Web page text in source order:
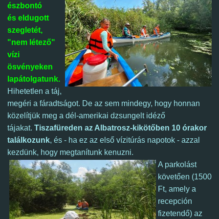
észbontó
és eldugott
szegletét,
"nem létező"
vízi
ösvényeken
lapátolgatunk.
Hihetetlen a táj,
megéri a fáradtságot. De az sem mindegy, hogy honnan
közelítjük meg a dél-amerikai dzsungelt idéző
tájakat. Tiszafüreden az Albatrosz-kikötőben 10 órakor
találkozunk, és - ha ez az első vízitúrás napotok - azzal
kezdünk, hogy megtanítunk kenuzni.
A parkolást
követően (1500
Ft, amely a
recepción
fizetendő) az